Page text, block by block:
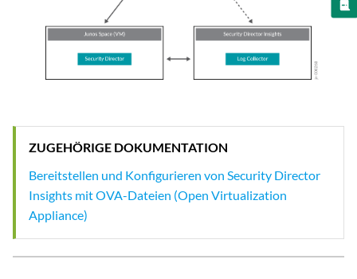
ZUGEHÖRIGE DOKUMENTATION
Bereitstellen und Konfigurieren von Security Director
Insights mit OVA-Dateien (Open Virtualization
Appliance)